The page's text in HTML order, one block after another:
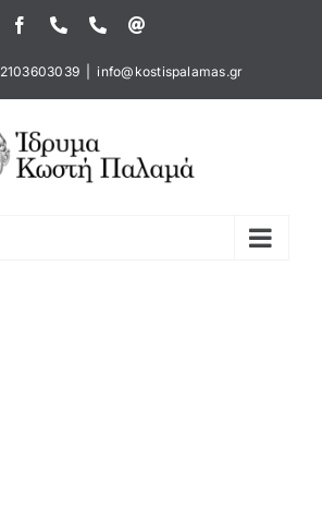
FacebookΤηλέφωνοΤηλέφωνο
2103603039 info@kostispalamas.gr